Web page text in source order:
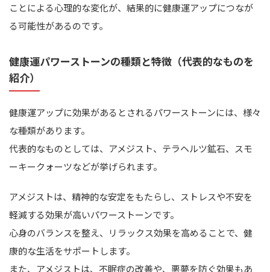
ことによる心理的な変化が、結果的に健康運アップにつなが
る可能性があるのです。
健康運パワーストーンの種類と特徴（代表的なものを
紹介）
健康運アップに効果があるとされるパワーストーンには、様々
な種類があります。
代表的なものとしては、アメジスト、テラヘルツ鉱石、スモ
ーキークォーツなどが挙げられます。
アメジストは、精神的な安定をもたらし、ストレスや不安を
軽減する効果が高いパワーストーンです。
心身のバランスを整え、リラックス効果を高めることで、健
康的な生活をサポートします。
また、アメジストは、不眠症の改善や、悪夢を防ぐ効果もあ